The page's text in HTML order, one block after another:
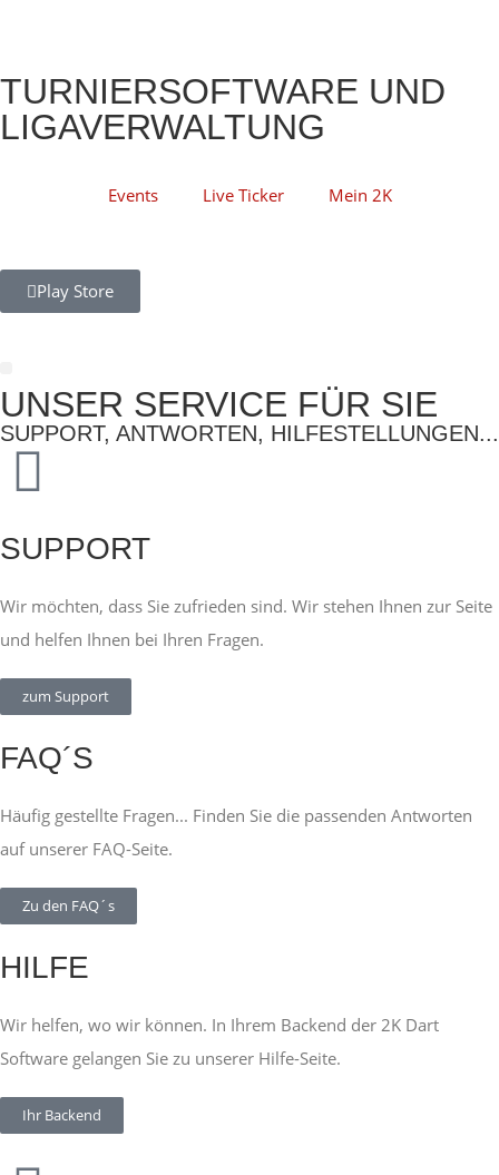
TURNIERSOFTWARE UND
LIGAVERWALTUNG
Events Live Ticker Mein 2K
Play Store
UNSER SERVICE FÜR SIE
SUPPORT, ANTWORTEN, HILFESTELLUNGEN...
SUPPORT
Wir möchten, dass Sie zufrieden sind. Wir stehen Ihnen zur Seite
und helfen Ihnen bei Ihren Fragen.
zum Support
FAQ´S
Häufig gestellte Fragen... Finden Sie die passenden Antworten
auf unserer FAQ-Seite.
Zu den FAQ´s
HILFE
Wir helfen, wo wir können. In Ihrem Backend der 2K Dart
Software gelangen Sie zu unserer Hilfe-Seite.
Ihr Backend